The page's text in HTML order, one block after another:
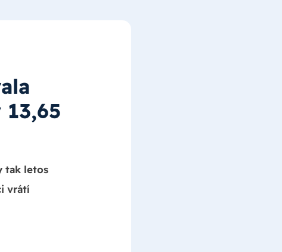
tak letos
vrátí